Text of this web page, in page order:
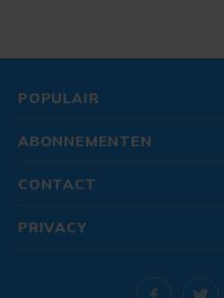
POPULAIR
ABONNEMENTEN
CONTACT
PRIVACY